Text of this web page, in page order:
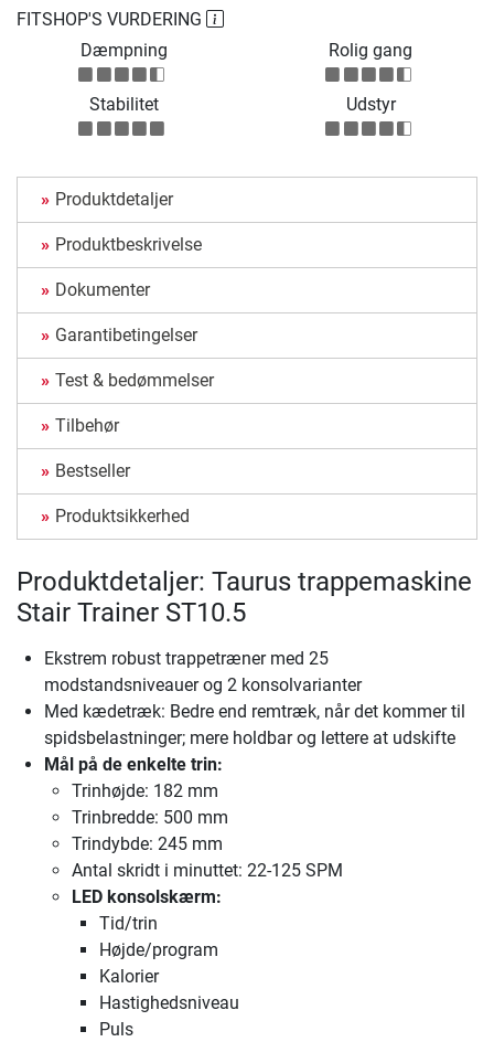
FITSHOP'S VURDERING
Dæmpning
Rolig gang
Stabilitet Udstyr
Produktdetaljer
Produktbeskrivelse
Dokumenter
Garantibetingelser
Test & bedømmelser
Tilbehør
Bestseller
Produktsikkerhed
Produktdetaljer: Taurus trappemaskine
Stair Trainer ST10.5
Ekstrem robust trappetræner med 25
modstandsniveauer og 2 konsolvarianter
Med kædetræk: Bedre end remtræk, når det kommer til
spidsbelastninger; mere holdbar og lettere at udskifte
Mål på de enkelte trin:
Trinhøjde: 182 mm
Trinbredde: 500 mm
Trindybde: 245 mm
Antal skridt i minuttet: 22-125 SPM
LED konsolskærm:
Tid/trin
Højde/program
Kalorier
Hastighedsniveau
Puls